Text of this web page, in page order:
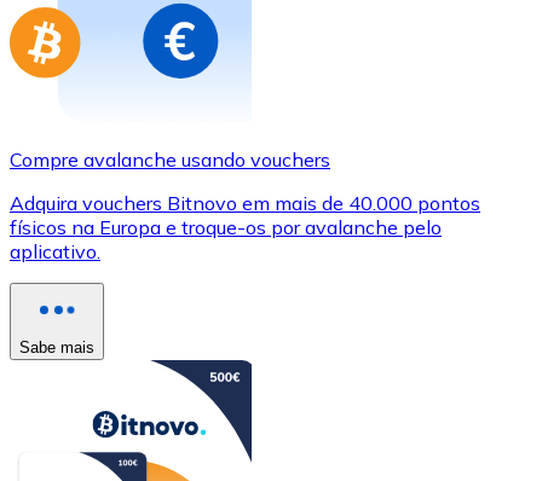
Compre avalanche usando vouchers
Adquira vouchers Bitnovo em mais de 40.000 pontos
físicos na Europa e troque-os por avalanche pelo
aplicativo.
Sabe mais